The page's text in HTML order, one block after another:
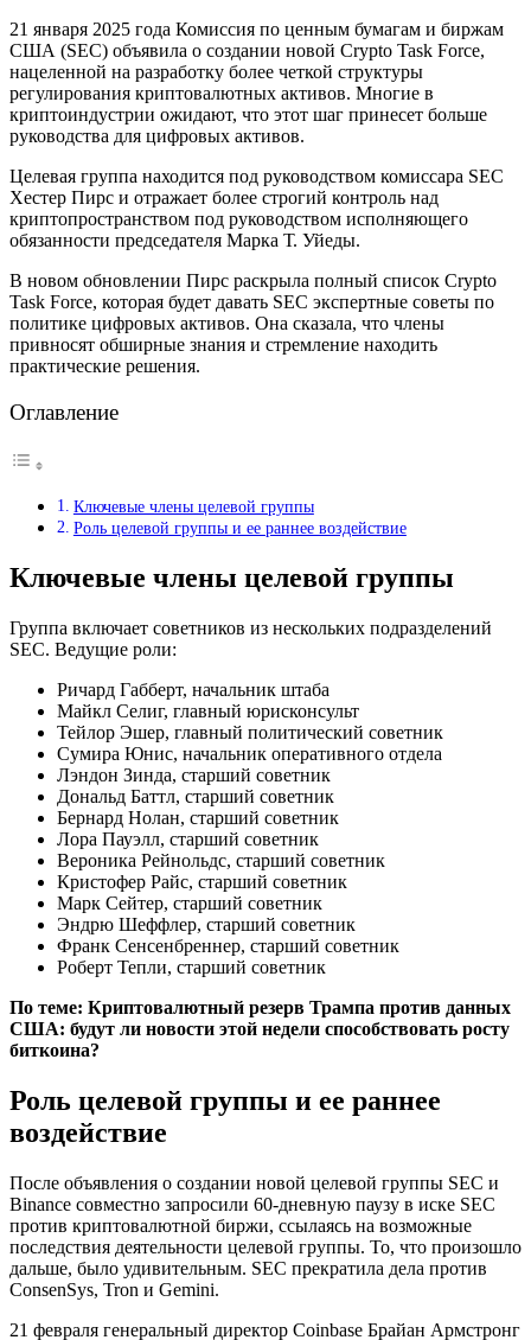
21 января 2025 года Комиссия по ценным бумагам и биржам
США (SEC) объявила о создании новой Crypto Task Force,
нацеленной на разработку более четкой структуры
регулирования криптовалютных активов. Многие в
криптоиндустрии ожидают, что этот шаг принесет больше
руководства для цифровых активов.
Целевая группа находится под руководством комиссара SEC
Хестер Пирс и отражает более строгий контроль над
криптопространством под руководством исполняющего
обязанности председателя Марка Т. Уйеды.
В новом обновлении Пирс раскрыла полный список Crypto
Task Force, которая будет давать SEC экспертные советы по
политике цифровых активов. Она сказала, что члены
привносят обширные знания и стремление находить
практические решения.
Оглавление
Ключевые члены целевой группы
Роль целевой группы и ее раннее воздействие
Ключевые члены целевой группы
Группа включает советников из нескольких подразделений
SEC. Ведущие роли:
Ричард Габберт, начальник штаба
Майкл Селиг, главный юрисконсульт
Тейлор Эшер, главный политический советник
Сумира Юнис, начальник оперативного отдела
Лэндон Зинда, старший советник
Дональд Баттл, старший советник
Бернард Нолан, старший советник
Лора Пауэлл, старший советник
Вероника Рейнольдс, старший советник
Кристофер Райс, старший советник
Марк Сейтер, старший советник
Эндрю Шеффлер, старший советник
Франк Сенсенбреннер, старший советник
Роберт Тепли, старший советник
По теме: Криптовалютный резерв Трампа против данных
США: будут ли новости этой недели способствовать росту
биткоина?
Роль целевой группы и ее раннее
воздействие
После объявления о создании новой целевой группы SEC и
Binance совместно запросили 60-дневную паузу в иске SEC
против криптовалютной биржи, ссылаясь на возможные
последствия деятельности целевой группы. То, что произошло
дальше, было удивительным. SEC прекратила дела против
ConsenSys, Tron и Gemini.
21 февраля генеральный директор Coinbase Брайан Армстронг